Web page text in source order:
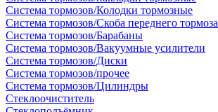
Система тормозов/Колодки тормозные
Система тормозов/Скоба переднего тормоза
Система тормозов/Барабаны
Система тормозов/Вакуумные усилители
Система тормозов/Диски
Система тормозов/прочее
Система тормозов/Цилиндры
Стеклоочиститель